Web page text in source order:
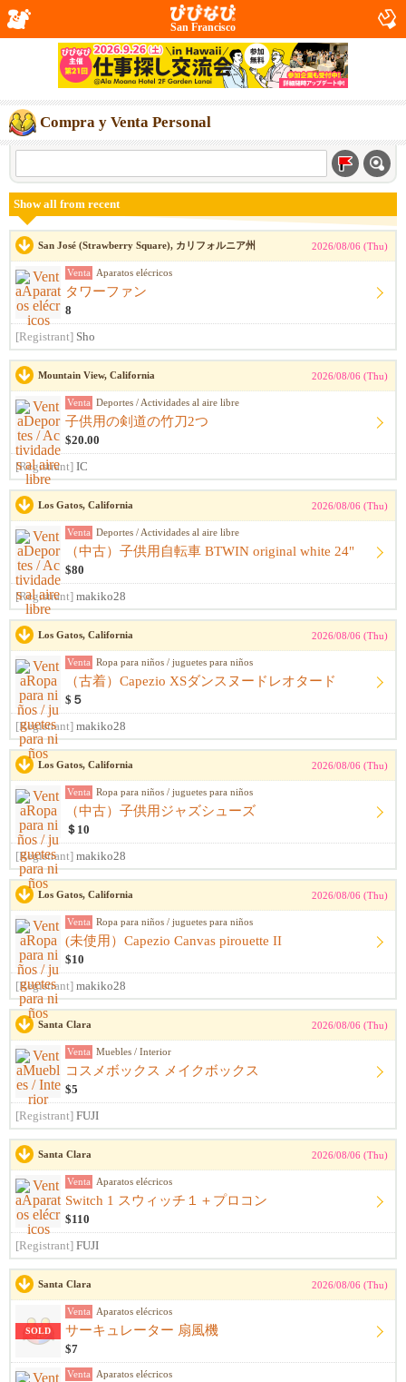
San Francisco
Compra y Venta Personal
Show all from recent
San José (Strawberry Square), カリフォルニア州 2026/08/06 (Thu)
Venta Aparatos elécricos
タワーファン
8
[Registrant] Sho
Mountain View, California 2026/08/06 (Thu)
Venta Deportes / Actividades al aire libre
子供用の剣道の竹刀2つ
$20.00
[Registrant] IC
Los Gatos, California 2026/08/06 (Thu)
Venta Deportes / Actividades al aire libre
（中古）子供用自転車 BTWIN original white 24"
$80
[Registrant] makiko28
Los Gatos, California 2026/08/06 (Thu)
Venta Ropa para niños / juguetes para niños
（古着）Capezio XSダンスヌードレオタード
$５
[Registrant] makiko28
Los Gatos, California 2026/08/06 (Thu)
Venta Ropa para niños / juguetes para niños
（中古）子供用ジャズシューズ
＄10
[Registrant] makiko28
Los Gatos, California 2026/08/06 (Thu)
Venta Ropa para niños / juguetes para niños
(未使用）Capezio Canvas pirouette II
$10
[Registrant] makiko28
Santa Clara 2026/08/06 (Thu)
Venta Muebles / Interior
コスメボックス メイクボックス
$5
[Registrant] FUJI
Santa Clara 2026/08/06 (Thu)
Venta Aparatos elécricos
Switch 1 スウィッチ１＋プロコン
$110
[Registrant] FUJI
Santa Clara 2026/08/06 (Thu)
SOLD
Venta Aparatos elécricos
サーキュレーター 扇風機
$7
Venta Aparatos elécricos